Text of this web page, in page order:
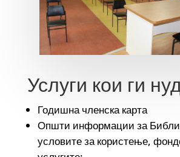
Услуги кои ги
Годишна членска карта
Општи информации за
условите за користење,